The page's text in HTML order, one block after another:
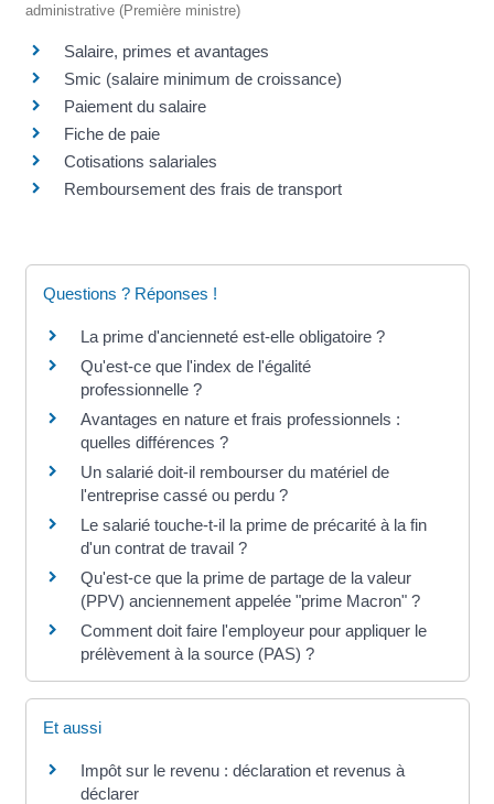
administrative (Première ministre)
Salaire, primes et avantages
Smic (salaire minimum de croissance)
Paiement du salaire
Fiche de paie
Cotisations salariales
Remboursement des frais de transport
Questions ? Réponses !
La prime d'ancienneté est-elle obligatoire ?
Qu'est-ce que l'index de l'égalité
professionnelle ?
Avantages en nature et frais professionnels :
quelles différences ?
Un salarié doit-il rembourser du matériel de
l'entreprise cassé ou perdu ?
Le salarié touche-t-il la prime de précarité à la fin
d'un contrat de travail ?
Qu'est-ce que la prime de partage de la valeur
(PPV) anciennement appelée "prime Macron" ?
Comment doit faire l'employeur pour appliquer le
prélèvement à la source (PAS) ?
Et aussi
Impôt sur le revenu : déclaration et revenus à
déclarer